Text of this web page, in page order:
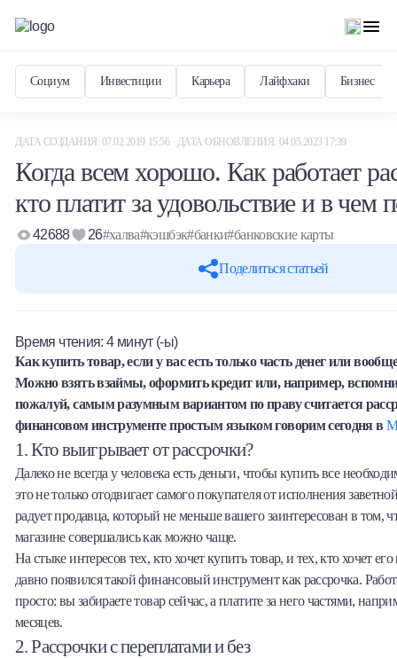
Социум Инвестиции Карьера Лайфхаки Бизнес
Халва
Онлайн-обменник
Премиальный сервис Prime Line
Мобильный банк MOBY
Потребительский кредит
Карта КАКТУС
ДАТА СОЗДАНИЯ: 07.02.2019 15:56 · ДАТА ОБНОВЛЕНИЯ: 04.05.2023 17:39
Когда всем хорошо. Как работает
кто платит за удовольствие и в чем
Поделиться статьей
42688 26#халва#кэшбэк#банки#банковские карты
Время чтения:4 минут (-ы)
Как купить товар, если у вас есть только часть денег или
Можно взять взаймы, оформить кредит или, например,
пожалуй, самым разумным вариантом по праву считается
финансовом инструменте простым языком говорим сегодня в
1. Кто выигрывает от рассрочки?
Далеко не всегда у человека есть деньги, чтобы купить все
это не только отодвигает самого покупателя от исполнения
радует продавца, который не меньше вашего заинтересован в том,
магазине совершались как можно чаще.
На стыке интересов тех, кто хочет купить товар, и тех, кто хочет
давно появился такой финансовый инструмент как рассрочка.
просто: вы забираете товар сейчас, а платите за него частями,
месяцев.
2. Рассрочки с переплатами и без